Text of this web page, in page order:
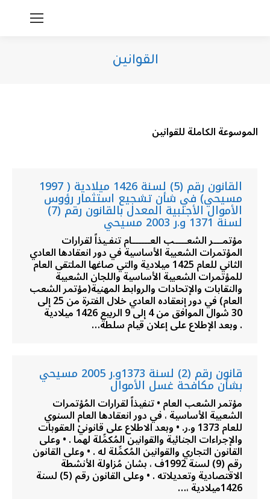
القوانين
الموسوعة الكاملة للقوانين
القانون رقم (5) لسنة 1426 ميلادية ( 1997
مسيحي) في شأن تشجيع استثمار رؤوس
الأموال الأجنبية المعدل بالقانون رقم (7)
لسنة 1371 و.ر 2003 مسيحي
مؤتمـــر الشعــــب العــــــام تنفـيذاً لقرارات
المؤتمرات الشعبية الأساسية في دور انعقادها العادي
الثاني للعام 1425 ميلادية والتي صاغها الملتقى العام
للمؤتمرات الشعبية الأساسية واللجان الشعبية
والنقابات والإتحادات والروابط المهنية(مؤتمر الشعب
العام) في دور إنعقاده العادي خلال الفترة من 25 إلى
30 شوال الموافق من 4 إلى 9 الربيع 1426 ميلادية
. وبعد الإطلاع على إعلان قيام سلطة…
قانون رقم (2) لسنة 1373و.ر 2005 مسيحي
بشأن مكافحة غسل الأموال
مؤتمر الشعب العام • تنفيذاً لقرارات المُؤتمرات
الشعبية الأساسية ، في دور انعقادها العام السنوي
للعام 1373 و.ر. • وبعد الاطلاع على قانونيْ العقوبات
والإجراءات الجنائية والقوانين المُكمِّلة لهما . • وعلى
القانون التجاري والقوانين المُكمِّلة له . • وعلى القانون
رقم (9) لسنة 1992ف ، بشان مُزاولة الأنشطة
الاقتصادية وتعديلاته . • وعلى القانون رقم (5) لسنة
1426ميلادية ،…